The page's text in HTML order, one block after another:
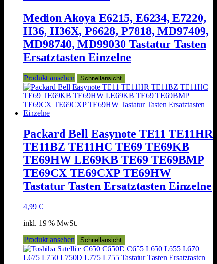
Medion Akoya E6215, E6234, E7220,
H36, H36X, P6628, P7818, MD97409,
MD98740, MD99030 Tastatur Tasten
Ersatztasten Einzelne
Produkt ansehen Schnellansicht
Packard Bell Easynote TE11 TE11HR
TE11BZ TE11HC TE69 TE69KB
TE69HW LE69KB TE69 TE69BMP
TE69CX TE69CXP TE69HW
Tastatur Tasten Ersatztasten Einzelne
4,99 €
inkl. 19 % MwSt.
Produkt ansehen
Schnellansicht